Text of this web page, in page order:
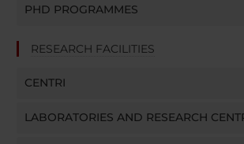
PHD PROGRAMMES
RESEARCH FACILITIES
CENTRI
LABORATORIES AND RESEARCH